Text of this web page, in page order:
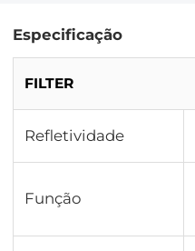
Especificação
FILTER
Refletividade
Função